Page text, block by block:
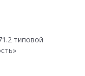
типовой